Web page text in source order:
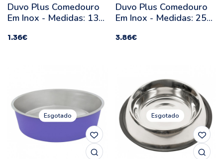
Duvo Plus Comedouro
Em Inox - Medidas: 13
1.36€
Duvo Plus Comedouro
Em Inox - Medidas: 25
3.86€
Esgotado Esgotado